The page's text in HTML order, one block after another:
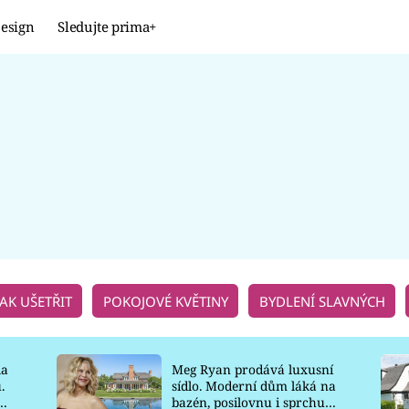
Sledujte prima+
UŠETŘIT POKOJOVÉ KVĚTINY BYDLENÍ SLAVNÝCH
Meg Ryan prodává luxusní
sídlo. Moderní dům láká na
bazén, posilovnu i sprchu